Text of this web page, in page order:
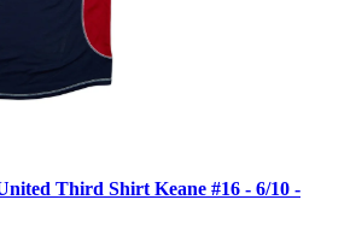
Third Shirt Keane #16 - 6/10 -